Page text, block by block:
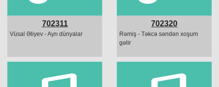
702311
Vüsal Əliyev - Ayrı dünyalar
702320
Rəmiş - Təkcə səndən xoşum
gəlir